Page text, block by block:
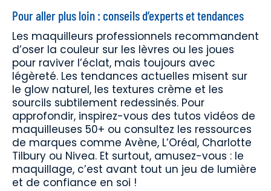
Pour aller plus loin : conseils d’experts et tendances
Les maquilleurs professionnels recommandent
d’oser la couleur sur les lèvres ou les joues
pour raviver l’éclat, mais toujours avec
légèreté. Les tendances actuelles misent sur
le glow naturel, les textures crème et les
sourcils subtilement redessinés. Pour
approfondir, inspirez-vous des tutos vidéos de
maquilleuses 50+ ou consultez les ressources
de marques comme Avène, L’Oréal, Charlotte
Tilbury ou Nivea. Et surtout, amusez-vous : le
maquillage, c’est avant tout un jeu de lumière
et de confiance en soi !